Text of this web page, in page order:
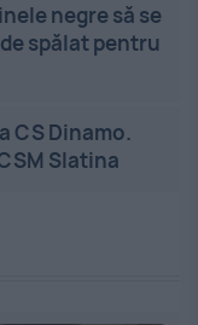
negre să se
spălat pentru
CS Dinamo.
Slatina